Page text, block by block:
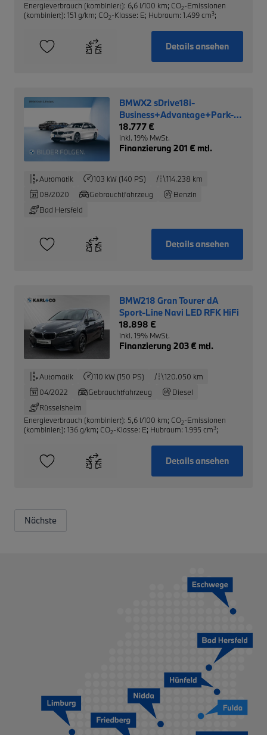
Energieverbrauch (kombiniert): 6,6 l/100 km; CO2-Emissionen
(kombiniert): 151 g/km; CO2-Klasse: E; Hubraum: 1.499 cm3;
Details ansehen
BMWX2 sDrive18i-
Business+Advantage+Park-
Assist+AHK+
18.777 €
inkl. 19% MwSt.
Finanzierung 201 € mtl.
Automatik 103 kW (140 PS)
114.238 km
08/2020
Gebrauchtfahrzeug
Benzin
Bad Hersfeld
Details ansehen
BMW218 Gran Tourer dA
Sport-Line Navi LED RFK HiFi
18.898 €
inkl. 19% MwSt.
Finanzierung 203 € mtl.
Automatik 110 kW (150 PS)
120.050 km
04/2022
Gebrauchtfahrzeug
Diesel
Rüsselsheim
Energieverbrauch (kombiniert): 5,6 l/100 km; CO2-Emissionen
(kombiniert): 136 g/km; CO2-Klasse: E; Hubraum: 1.995 cm3;
Details ansehen
Nächste